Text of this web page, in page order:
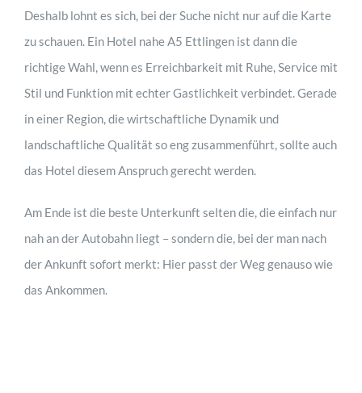
Deshalb lohnt es sich, bei der Suche nicht nur auf die Karte
zu schauen. Ein Hotel nahe A5 Ettlingen ist dann die
richtige Wahl, wenn es Erreichbarkeit mit Ruhe, Service mit
Stil und Funktion mit echter Gastlichkeit verbindet. Gerade
in einer Region, die wirtschaftliche Dynamik und
landschaftliche Qualität so eng zusammenführt, sollte auch
das Hotel diesem Anspruch gerecht werden.
Am Ende ist die beste Unterkunft selten die, die einfach nur
nah an der Autobahn liegt – sondern die, bei der man nach
der Ankunft sofort merkt: Hier passt der Weg genauso wie
das Ankommen.